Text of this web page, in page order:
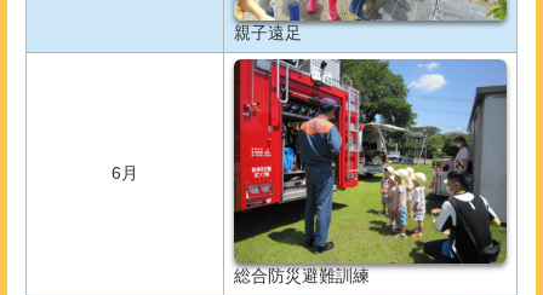
親子遠足
6月
総合防災避難訓練